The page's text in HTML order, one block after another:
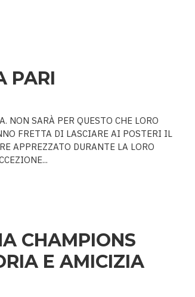
PARI
NON SARÀ PER QUESTO CHE LORO
FRETTA DI LASCIARE AI POSTERI IL
APPREZZATO DURANTE LA LORO
CHAMPIONS
E AMICIZIA